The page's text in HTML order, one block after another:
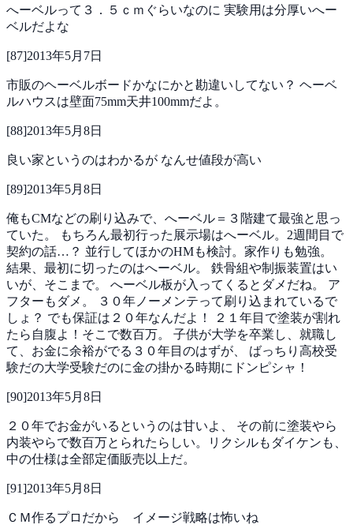
へーベルって３．５ｃｍぐらいなのに 実験用は分厚いへー
ベルだよな
[87]2013年5月7日
市販のヘーベルボードかなにかと勘違いしてない？ ヘーベ
ルハウスは壁面75mm天井100mmだよ。
[88]2013年5月8日
良い家というのはわかるが なんせ値段が高い
[89]2013年5月8日
俺もCMなどの刷り込みで、へーベル＝３階建て最強と思っ
ていた。
もちろん最初行った展示場はへーベル。2週間目で
契約の話…？ 並行してほかのHMも検討。家作りも勉強。
結果、最初に切ったのはへーベル。 鉄骨組や制振装置はい
いが、そこまで。 へーベル板が入ってくるとダメだね。 ア
フターもダメ。
３０年ノーメンテって刷り込まれているで
しょ？ でも保証は２０年なんだよ！
２１年目で塗装が割れ
たら自腹よ！そこで数百万。 子供が大学を卒業し、就職し
て、お金に余裕がでる３０年目のはずが、 ばっちり高校受
験だの大学受験だのに金の掛かる時期にドンピシャ！
[90]2013年5月8日
２０年でお金がいるというのは甘いよ、 その前に塗装やら
内装やらで数百万とられたらしい。リクシルもダイケンも、
中の仕様は全部定価販売以上だ。
[91]2013年5月8日
ＣＭ作るプロだから イメージ戦略は怖いね